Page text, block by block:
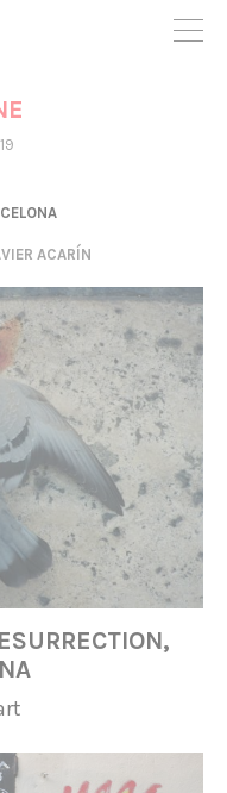
para poder
del proyecto y
ACARÍN